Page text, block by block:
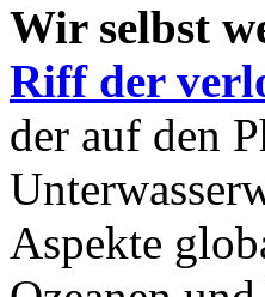
Wir selbst
Riff der
der auf den
Aspekte